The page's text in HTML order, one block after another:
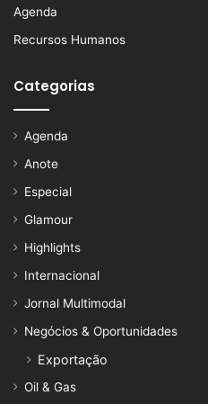
Agenda
Recursos Humanos
Categorias
Agenda
Anote
Especial
Glamour
Highlights
Internacional
Jornal Multimodal
Negócios & Oportunidades
Exportação
Oil & Gas